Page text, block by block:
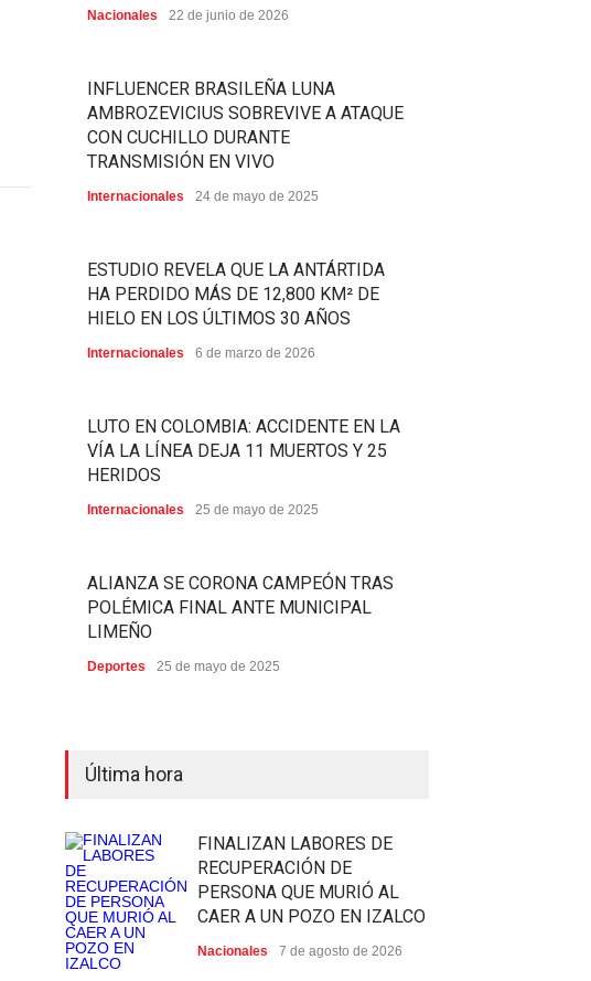
Nacionales 22 de junio de 2026
INFLUENCER BRASILEÑA LUNA
AMBROZEVICIUS SOBREVIVE A ATAQUE
CON CUCHILLO DURANTE
TRANSMISIÓN EN VIVO
Internacionales 24 de mayo de 2025
ESTUDIO REVELA QUE LA ANTÁRTIDA
HA PERDIDO MÁS DE 12,800 KM² DE
HIELO EN LOS ÚLTIMOS 30 AÑOS
Internacionales 6 de marzo de 2026
LUTO EN COLOMBIA: ACCIDENTE EN LA
VÍA LA LÍNEA DEJA 11 MUERTOS Y 25
HERIDOS
Internacionales 25 de mayo de 2025
ALIANZA SE CORONA CAMPEÓN TRAS
POLÉMICA FINAL ANTE MUNICIPAL
LIMEÑO
Deportes 25 de mayo de 2025
Última hora
FINALIZAN LABORES DE
RECUPERACIÓN DE
PERSONA QUE MURIÓ AL
CAER A UN POZO EN IZALCO
Nacionales 7 de agosto de 2026